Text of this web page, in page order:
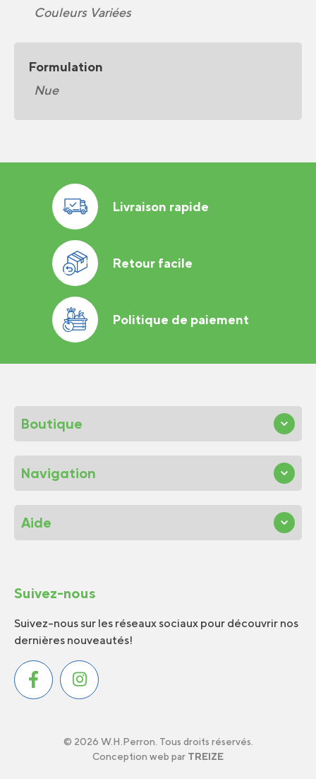
Couleurs Variées
Formulation
Nue
Livraison rapide
Retour facile
Politique de paiement
Boutique
Navigation
Aide
Suivez-nous
Suivez-nous sur les réseaux sociaux pour découvrir nos
dernières nouveautés!
© 2026 W.H.Perron. Tous droits réservés.
Conception web par TREIZE